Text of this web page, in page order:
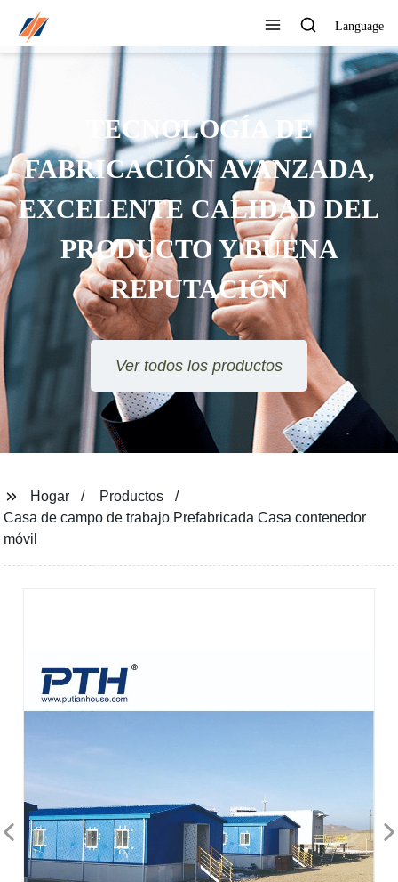
Language
PUEDE PERSONALIZAR
DIFERENTES DISEÑOS Y
ESTILOS
Ver todos los productos
Hogar
Productos
Casa de campo de trabajo Prefabricada Casa contenedor
móvil